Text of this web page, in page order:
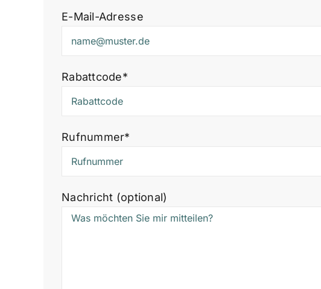
E-Mail-Adresse
Rabattcode*
Rufnummer*
Nachricht (optional)